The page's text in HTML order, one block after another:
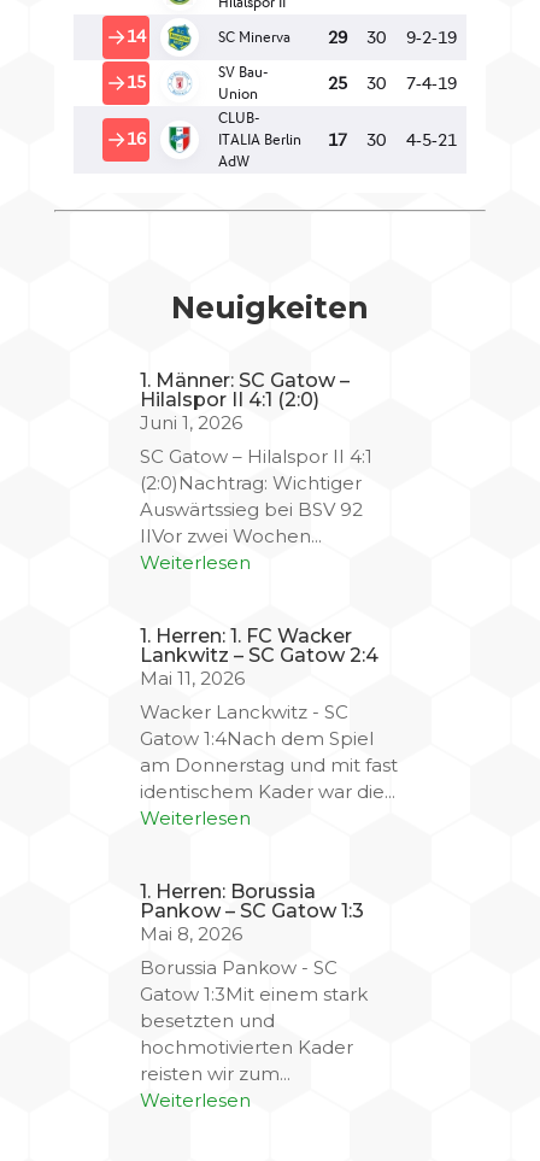
Neuigkeiten
1. Männer: SC Gatow –
Hilalspor II 4:1 (2:0)
Juni 1, 2026
SC Gatow – Hilalspor II 4:1
(2:0)Nachtrag: Wichtiger
Auswärtssieg bei BSV 92
IIVor zwei Wochen...
Weiterlesen
1. Herren: 1. FC Wacker
Lankwitz – SC Gatow 2:4
Mai 11, 2026
Wacker Lanckwitz - SC
Gatow 1:4Nach dem Spiel
am Donnerstag und mit fast
identischem Kader war die...
Weiterlesen
1. Herren: Borussia
Pankow – SC Gatow 1:3
Mai 8, 2026
Borussia Pankow - SC
Gatow 1:3Mit einem stark
besetzten und
hochmotivierten Kader
reisten wir zum...
Weiterlesen